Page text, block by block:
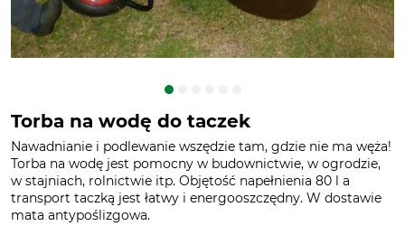
Torba na wodę do taczek
Nawadnianie i podlewanie wszędzie tam, gdzie nie ma węża!
Torba na wodę jest pomocny w budownictwie, w ogrodzie,
w stajniach, rolnictwie itp. Objętość napełnienia 80 l a
transport taczką jest łatwy i energooszczędny. W dostawie
mata antypoślizgowa.